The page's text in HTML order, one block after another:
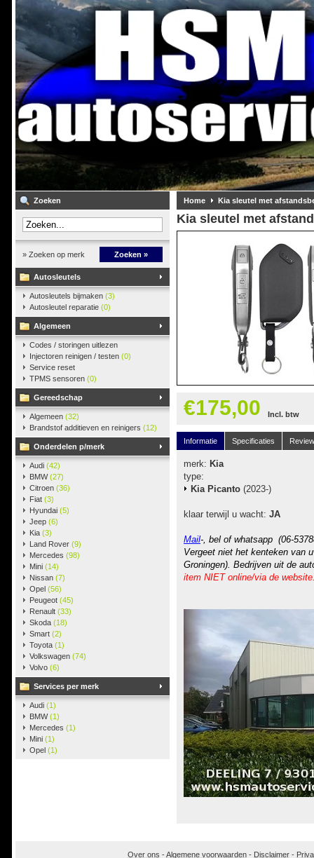
Zoeken
» Zoeken op merk Zoeken »
Autosleutels
Autosleutels bijmaken (3)
Autosleutel reparatie (0)
Algemeen
Codes / storingen uitlezen
Injectoren reinigen / testen (0)
Service reset
TPMS sensoren (0)
Gereedschap
Algemeen (32)
Brandstof additieven en reinigers (12)
Onderdelen p/merk
Audi (42)
BMW(27)
Citroen (36)
Fiat (3)
Hyundai (5)
Jeep (6)
Kia (3)
Land Rover (9)
Mercedes (98)
Mini (14)
Nissan (7)
Opel (56)
Peugeot (45)
Renault (33)
Skoda (18)
Smart (2)
Toyota (1)
Volkswagen (74)
Volvo (6)
Services per merk
Audi (1)
BMW(1)
Mercedes (1)
Mini (1)
Opel (1)
Home Kia sleutel met
Kia sleutel met
€175,00 Incl. btw
Informatie Specificaties
merk: Kia
type:
Kia Picanto (2023-)
klaar terwijl u wacht: JA
Mail-, bel of whatsapp (06-
Vergeet niet het kenteken van
Groningen). Bedrijven uit de
item NIET online/via de
Over ons -Algemene voorwaarden- Disclaimer-